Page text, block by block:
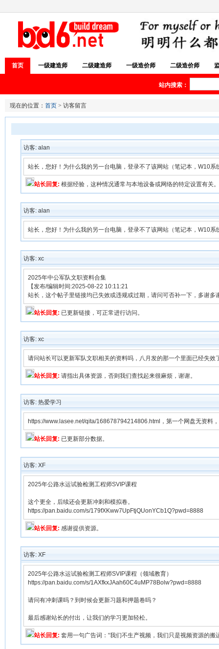
首页 一级建造师 二级建造师 一级造价师 二级造价师
站内搜索：
现在的位置： 首页 > 访客留言
访客: alan
站长，您好！为什么我的另一台电脑，登录不了该网站（笔记本，W10系
站长回复: 根据经验，这种情况通常与本地设备或网络的特定设置有关。
访客: alan
站长，您好！为什么我的另一台电脑，登录不了该网站（笔记本，W10系
访客: xc
2025年中公军队文职资料合集
【发布/编辑时间:2025-08-22 10:11:21
站长，这个帖子里链接均已失效或违规或过期，请问可否补一下，多谢多
站长回复: 已更新链接，可正常进行访问。
访客: xc
请问站长可以更新军队文职相关的资料吗，八月发的那一个里面已经失效
站长回复: 请指出具体资源，否则我们查找起来很麻烦，谢谢。
访客: 热爱学习
https://www.lasee.net/qita/168678794214806.html，第一个网盘无资料
站长回复: 已更新部分数据。
访客: XF
2025年公路水运试验检测工程师SVIP课程
这个更全，后续还会更新冲刺和模拟卷。
https://pan.baidu.com/s/179fXKww7UpFtjQUonYCb1Q?pwd=8888
站长回复: 感谢提供资源。
访客: XF
2025年公路水运试验检测工程师SVIP课程（领域教育）
https://pan.baidu.com/s/1AXfkxJAah60C4uMP78Bolw?pwd=8888
请问有冲刺课吗？到时候会更新习题和押题卷吗？
最后感谢站长的付出，让我们的学习更加轻松。
站长回复: 套用一句广告词：“我们不生产视频，我们只是视频资源的